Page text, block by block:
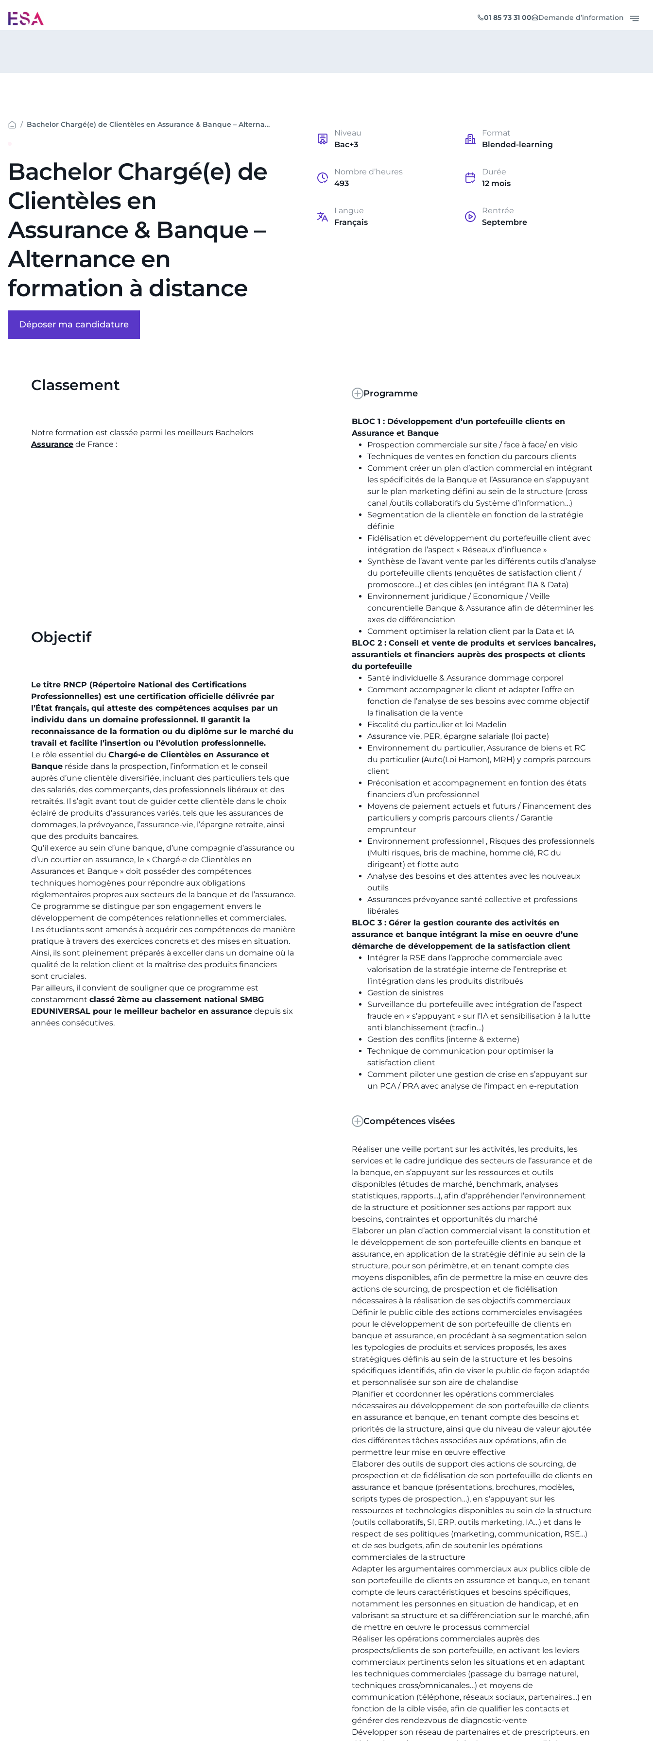
au
contenu
01 85 73 31 00 Demande d’information
Bachelor Chargé(e) de Clientèles en Assurance & Banque – Alternance en formation à distance
Bachelor Chargé(e) de
Clientèles en
Assurance & Banque –
Alternance en
formation à distance
Déposer ma candidature
Niveau
Bac+3
Format
Blended-learning
Nombre d’heures
493
Durée
12 mois
Langue
Français
Rentrée
Septembre
Classement
Notre formation est classée parmi les meilleurs Bachelors
Assurance de France :
Objectif
Le titre RNCP (Répertoire National des Certifications
Professionnelles) est une certification officielle délivrée par
l’État français, qui atteste des compétences acquises par un
individu dans un domaine professionnel. Il garantit la
reconnaissance de la formation ou du diplôme sur le marché du
travail et facilite l’insertion ou l’évolution professionnelle.
Le rôle essentiel du Chargé·e de Clientèles en Assurance et
Banque réside dans la prospection, l’information et le conseil
auprès d’une clientèle diversifiée, incluant des particuliers tels que
des salariés, des commerçants, des professionnels libéraux et des
retraités. Il s’agit avant tout de guider cette clientèle dans le choix
éclairé de produits d’assurances variés, tels que les assurances de
dommages, la prévoyance, l’assurance-vie, l’épargne retraite, ainsi
que des produits bancaires.
Qu’il exerce au sein d’une banque, d’une compagnie d’assurance ou
d’un courtier en assurance, le « Chargé·e de Clientèles en
Assurances et Banque » doit posséder des compétences
techniques homogènes pour répondre aux obligations
réglementaires propres aux secteurs de la banque et de l’assurance.
Ce programme se distingue par son engagement envers le
développement de compétences relationnelles et commerciales.
Les étudiants sont amenés à acquérir ces compétences de manière
pratique à travers des exercices concrets et des mises en situation.
Ainsi, ils sont pleinement préparés à exceller dans un domaine où la
qualité de la relation client et la maîtrise des produits financiers
sont cruciales.
Par ailleurs, il convient de souligner que ce programme est
constamment classé 2ème au classement national SMBG
EDUNIVERSAL pour le meilleur bachelor en assurance depuis six
années consécutives.
Programme
BLOC 1 : Développement d’un portefeuille clients en
Assurance et Banque
Prospection commerciale sur site / face à face/ en visio
Techniques de ventes en fonction du parcours clients
Comment créer un plan d’action commercial en intégrant
les spécificités de la Banque et l’Assurance en s’appuyant
sur le plan marketing défini au sein de la structure (cross
canal /outils collaboratifs du Système d’Information…)
Segmentation de la clientèle en fonction de la stratégie
définie
Fidélisation et développement du portefeuille client avec
intégration de l’aspect « Réseaux d’influence »
Synthèse de l’avant vente par les différents outils d’analyse
du portefeuille clients (enquêtes de satisfaction client /
promoscore…) et des cibles (en intégrant l’IA & Data)
Environnement juridique / Economique / Veille
concurentielle Banque & Assurance afin de déterminer les
axes de différenciation
Comment optimiser la relation client par la Data et IA
BLOC 2 : Conseil et vente de produits et services bancaires,
assurantiels et financiers auprès des prospects et clients
du portefeuille
Santé individuelle & Assurance dommage corporel
Comment accompagner le client et adapter l’offre en
fonction de l’analyse de ses besoins avec comme objectif
la finalisation de la vente
Fiscalité du particulier et loi Madelin
Assurance vie, PER, épargne salariale (loi pacte)
Environnement du particulier, Assurance de biens et RC
du particulier (Auto(Loi Hamon), MRH) y compris parcours
client
Préconisation et accompagnement en fontion des états
financiers d’un professionnel
Moyens de paiement actuels et futurs / Financement des
particuliers y compris parcours clients / Garantie
emprunteur
Environnement professionnel , Risques des professionnels
(Multi risques, bris de machine, homme clé, RC du
dirigeant) et flotte auto
Analyse des besoins et des attentes avec les nouveaux
outils
Assurances prévoyance santé collective et professions
libérales
BLOC 3 : Gérer la gestion courante des activités en
assurance et banque intégrant la mise en oeuvre d’une
démarche de développement de la satisfaction client
Intégrer la RSE dans l’approche commerciale avec
valorisation de la stratégie interne de l’entreprise et
l’intégration dans les produits distribués
Gestion de sinistres
Surveillance du portefeuille avec intégration de l’aspect
fraude en « s’appuyant » sur l’IA et sensibilisation à la lutte
anti blanchissement (tracfin…)
Gestion des conflits (interne & externe)
Technique de communication pour optimiser la
satisfaction client
Comment piloter une gestion de crise en s’appuyant sur
un PCA / PRA avec analyse de l’impact en e-reputation
Compétences visées
Réaliser une veille portant sur les activités, les produits, les
services et le cadre juridique des secteurs de l’assurance et de
la banque, en s’appuyant sur les ressources et outils
disponibles (études de marché, benchmark, analyses
statistiques, rapports…), afin d’appréhender l’environnement
de la structure et positionner ses actions par rapport aux
besoins, contraintes et opportunités du marché
Elaborer un plan d’action commercial visant la constitution et
le développement de son portefeuille clients en banque et
assurance, en application de la stratégie définie au sein de la
structure, pour son périmètre, et en tenant compte des
moyens disponibles, afin de permettre la mise en œuvre des
actions de sourcing, de prospection et de fidélisation
nécessaires à la réalisation de ses objectifs commerciaux
Définir le public cible des actions commerciales envisagées
pour le développement de son portefeuille de clients en
banque et assurance, en procédant à sa segmentation selon
les typologies de produits et services proposés, les axes
stratégiques définis au sein de la structure et les besoins
spécifiques identifiés, afin de viser le public de façon adaptée
et personnalisée sur son aire de chalandise
Planifier et coordonner les opérations commerciales
nécessaires au développement de son portefeuille de clients
en assurance et banque, en tenant compte des besoins et
priorités de la structure, ainsi que du niveau de valeur ajoutée
des différentes tâches associées aux opérations, afin de
permettre leur mise en œuvre effective
Elaborer des outils de support des actions de sourcing, de
prospection et de fidélisation de son portefeuille de clients en
assurance et banque (présentations, brochures, modèles,
scripts types de prospection…), en s’appuyant sur les
ressources et technologies disponibles au sein de la structure
(outils collaboratifs, SI, ERP, outils marketing, IA…) et dans le
respect de ses politiques (marketing, communication, RSE…)
et de ses budgets, afin de soutenir les opérations
commerciales de la structure
Adapter les argumentaires commerciaux aux publics cible de
son portefeuille de clients en assurance et banque, en tenant
compte de leurs caractéristiques et besoins spécifiques,
notamment les personnes en situation de handicap, et en
valorisant sa structure et sa différenciation sur le marché, afin
de mettre en œuvre le processus commercial
Réaliser les opérations commerciales auprès des
prospects/clients de son portefeuille, en activant les leviers
commerciaux pertinents selon les situations et en adaptant
les techniques commerciales (passage du barrage naturel,
techniques cross/omnicanales…) et moyens de
communication (téléphone, réseaux sociaux, partenaires…) en
fonction de la cible visée, afin de qualifier les contacts et
générer des rendezvous de diagnostic-vente
Développer son réseau de partenaires et de prescripteurs, en